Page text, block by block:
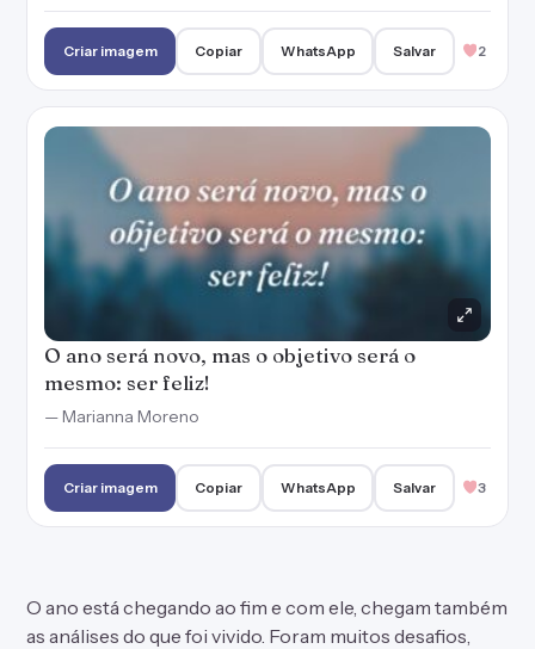
Criar imagem Copiar WhatsApp Salvar 2
O ano será novo, mas o objetivo será o
mesmo: ser feliz!
— Marianna Moreno
Criar imagem Copiar WhatsApp Salvar 3
O ano está chegando ao fim e com ele, chegam também
as análises do que foi vivido. Foram muitos desafios,